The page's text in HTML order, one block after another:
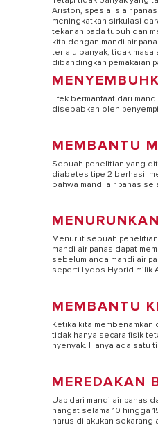
Ariston, spesialis air
meningkatkan sirkulasi
tekanan pada tubuh dan
kita dengan mandi air
terlalu banyak, tidak
dibandingkan pemakaian
Efek bermanfaat dari
disebabkan oleh
MEMBANTU
Sebuah penelitian yang
diabetes tipe 2 berhasil
bahwa mandi air panas
Menurut sebuah
mandi air panas dapat
sebelum anda mandi air
seperti Lydos Hybrid milik
MEMBANTU
Ketika kita
tidak hanya secara fisik
nyenyak. Hanya ada satu
MEREDAKAN
Uap dari mandi air panas
hangat selama 10 hingga
harus dilakukan sekarang